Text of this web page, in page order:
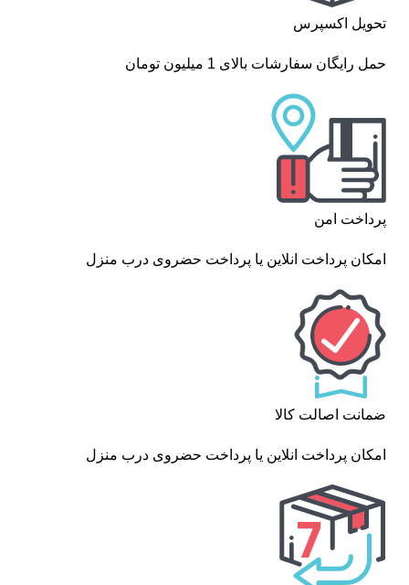
تحویل اکسپرس
حمل رایگان سفارشات بالای 1 میلیون تومان
پرداخت امن
امکان پرداخت انلاین یا پرداخت حضروی درب منزل
ضمانت اصالت کالا
امکان پرداخت انلاین یا پرداخت حضروی درب منزل